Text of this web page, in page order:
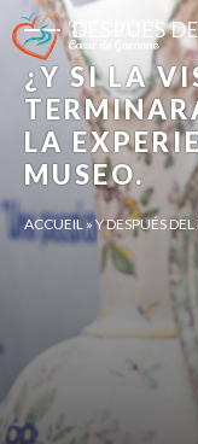
¿Y SI LA
LA
MUSEO.
DESPUÉS
ACCUEIL » Y DESPUÉS
Panel de gestión de